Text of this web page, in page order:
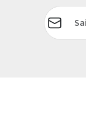
Adresse e-